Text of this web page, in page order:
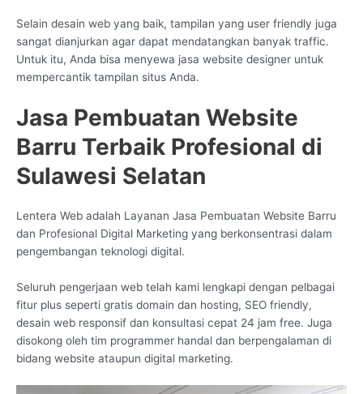
Selain desain web yang baik, tampilan yang user friendly juga
sangat dianjurkan agar dapat mendatangkan banyak traffic.
Untuk itu, Anda bisa menyewa jasa website designer untuk
mempercantik tampilan situs Anda.
Jasa Pembuatan Website
Barru Terbaik Profesional di
Sulawesi Selatan
Lentera Web adalah Layanan Jasa Pembuatan Website Barru
dan Profesional Digital Marketing yang berkonsentrasi dalam
pengembangan teknologi digital.
Seluruh pengerjaan web telah kami lengkapi dengan pelbagai
fitur plus seperti gratis domain dan hosting, SEO friendly,
desain web responsif dan konsultasi cepat 24 jam free. Juga
disokong oleh tim programmer handal dan berpengalaman di
bidang website ataupun digital marketing.